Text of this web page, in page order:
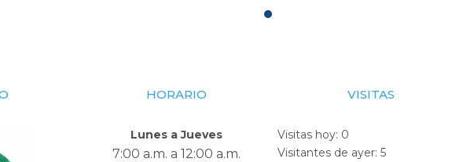
HORARIO
Lunes a Jueves
7:00 a.m. a 12:00 a.m.
VISITAS
Visitas hoy: 0
Visitantes de ayer: 5